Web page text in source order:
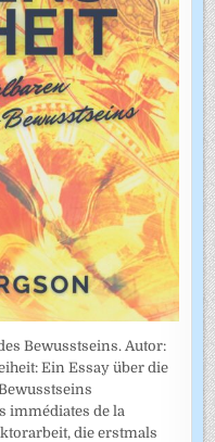
Bewusstseins. Autor:
Ein Essay über die
immédiates de la
die erstmals